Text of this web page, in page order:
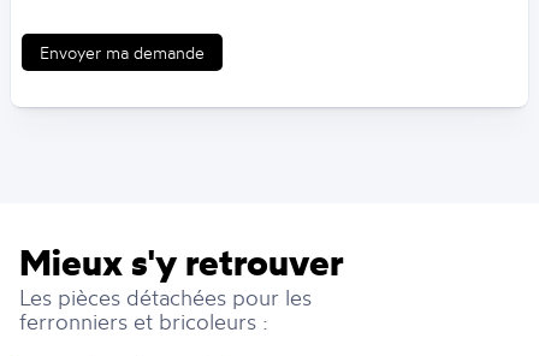
Envoyer ma demande
Mieux s'y retrouver
Les pièces détachées pour les
ferronniers et bricoleurs :